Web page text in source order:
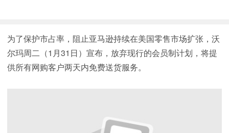
为了保护市占率，阻止亚马逊持续在美国零售市场扩张，沃
尔玛周二（1月31日）宣布，放弃现行的会员制计划，将提
供所有网购客户两天内免费送货服务。